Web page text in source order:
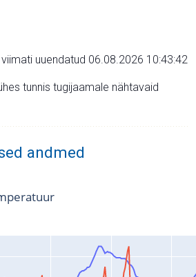
uuendatud 06.08.2026 10:43:42
tunnis tugijaamale nähtavaid
andmed